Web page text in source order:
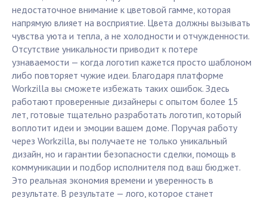
недостаточное внимание к цветовой гамме, которая
напрямую влияет на восприятие. Цвета должны вызывать
чувства уюта и тепла, а не холодности и отчужденности.
Отсутствие уникальности приводит к потере
узнаваемости — когда логотип кажется просто шаблоном
либо повторяет чужие идеи. Благодаря платформе
Workzilla вы сможете избежать таких ошибок. Здесь
работают проверенные дизайнеры с опытом более 15
лет, готовые тщательно разработать логотип, который
воплотит идеи и эмоции вашем доме. Поручая работу
через Workzilla, вы получаете не только уникальный
дизайн, но и гарантии безопасности сделки, помощь в
коммуникации и подбор исполнителя под ваш бюджет.
Это реальная экономия времени и уверенность в
результате. В результате — лого, которое станет